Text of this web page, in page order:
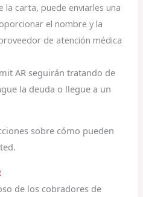
carta, puede enviarles una
el nombre y la
de atención médica
AR seguirán tratando de
la deuda o llegue a un
sobre cómo pueden
de los cobradores de